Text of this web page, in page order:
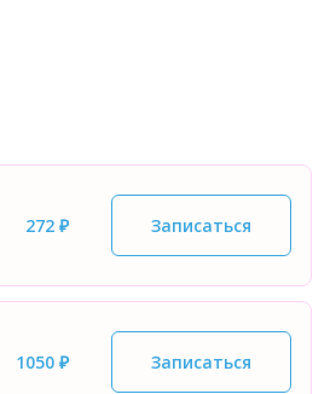
272 ₽ Записаться
1050 ₽ Записаться